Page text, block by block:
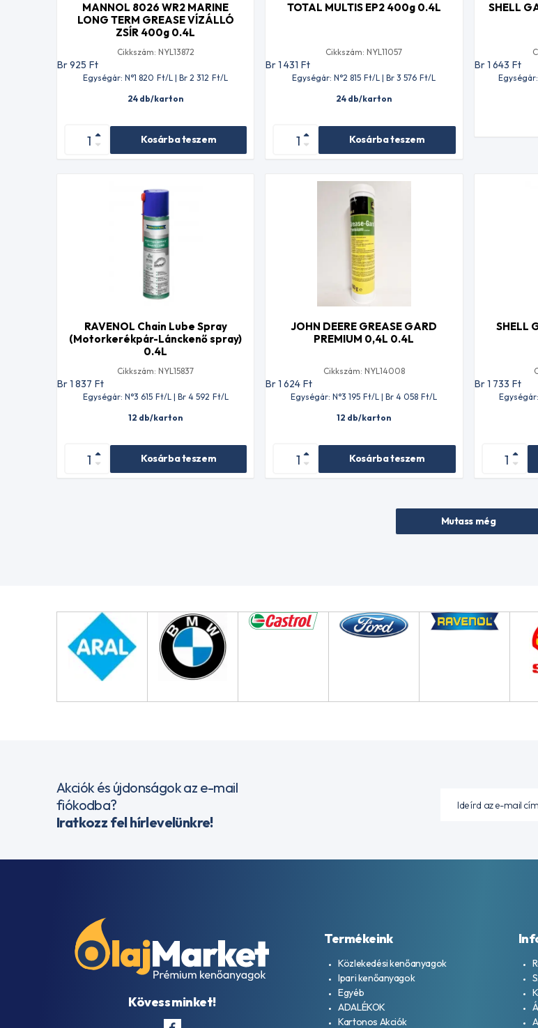
MANNOL 8026 WR2 MARINE
LONG TERM GREASE VÍZÁLLÓ
ZSÍR 400g 0.4L
Cikkszám: NYL13872
Br 925 Ft
Egységár: N°1 820 Ft/L | Br 2 312 Ft/L
24 db/karton
Kosárba teszem
TOTAL MULTIS EP2 400g 0.4L
Cikkszám: NYL11057
Br 1 431 Ft
Egységár: N°2 815 Ft/L | Br 3 576 Ft/L
24 db/karton
Kosárba teszem
SHELL
Br 1 643 Ft
RAVENOL Chain Lube Spray
(Motorkerékpár-Lánckenő spray)
0.4L
Cikkszám: NYL15837
Br 1 837 Ft
Egységár: N°3 615 Ft/L | Br 4 592 Ft/L
12 db/karton
Kosárba teszem
JOHN DEERE GREASE GARD
PREMIUM 0,4L 0.4L
Cikkszám: NYL14008
Br 1 624 Ft
Egységár: N°3 195 Ft/L | Br 4 058 Ft/L
12 db/karton
Kosárba teszem
SHELL
Br 1 733 Ft
Mutass még
Akciók és újdonságok az e-mail
fiókodba?
Iratkozz fel hírlevelünkre!
Kövess minket!
Termékeink
Közlekedési kenőanyagok
Ipari kenőanyagok
Egyéb
ADALÉKOK
Kartonos Akciók